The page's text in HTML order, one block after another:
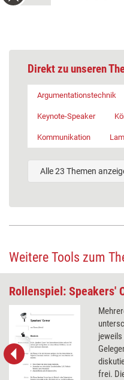
Direkt zu unseren
Argumentationstechnik
Keynote-Speaker
Kommunikation
Alle 23 Themen
Weitere Tools zum
Rollenspiel: Speakers'
jeweils
frei.